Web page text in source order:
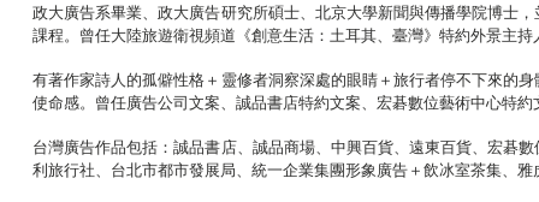
政大廣告系畢業、政大廣告研究所碩士、北京大學新聞與傳播學院博士
課程。曾任大陸旅遊衛視頻道《創意生活：土耳其、臺灣》特約外景主持
有著作家詩人的孤僻性格＋靈修者洞察深處的眼睛＋旅行者停不下來的
使命感。曾任廣告公司文案、誠品書店特約文案、宏碁數位藝術中心特約
台灣廣告作品包括：誠品書店、誠品商場、中興百貨、遠東百貨、宏碁
利旅行社、台北市都市發展局、統一企業集團形象廣告＋飲冰室茶集、